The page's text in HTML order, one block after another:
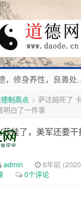
毛泽东：好生求德
新时代地球村人类命运与共，全
制高点 > 萨达姆死了
明白了一件事
挂了，美军还要
admin 6年前
0个评论